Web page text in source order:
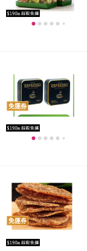
免運券
免運券